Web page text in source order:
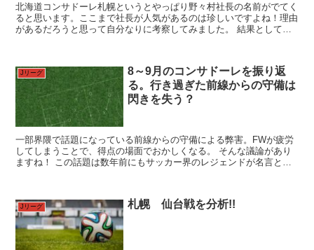
北海道コンサドーレ札幌というとやっぱり野々村社長の名前がでてく
ると思います。ここまで社長が人気があるのは珍しいですよね！理由
があるだろうと思って自分なりに考察してみました。 結果として強
Jリーグ
8～9月のコンサドーレを振り返
る。行き過ぎた前線からの守備は
閃きを失う？
一部界隈で話題になっている前線からの守備による弊害。FWが疲労
してしまうことで、得点の場面でおかしくなる。 そんな議論があり
ますね！ この話題は数年前にもサッカー界のレジェンドが名言とし
Jリーグ 札幌 仙台戦を分析!!